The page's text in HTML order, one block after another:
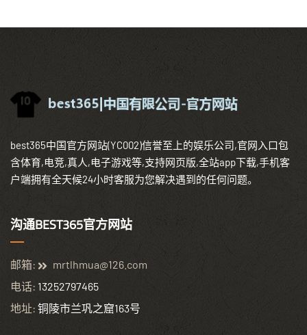
best365中国官方网站(YC002)信誉至上的娱乐公司,官网入口包
含体育,电竞,真人,电子游戏等,支持网页版,全站app下载,手机客
户端拥有全天候24小时客服为您解决遇到的任何问题。
沟通BEST365官方网站
邮箱:
mrtlhmua@126.com
电话: 13252797465
地址: 铜陵市兰巩之窟163号